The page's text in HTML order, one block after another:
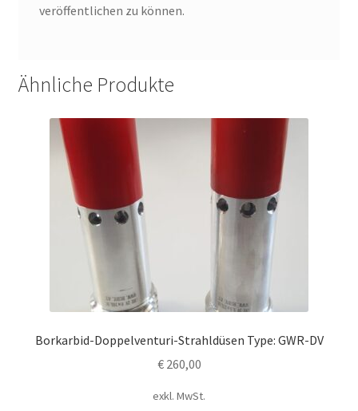
veröffentlichen zu können.
Ähnliche Produkte
Borkarbid-Doppelventuri-Strahldüsen Type: GWR-DV
€260,00
exkl. MwSt.